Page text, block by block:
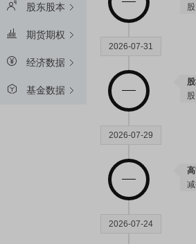
股东股本
期货期权
经济数据
基金数据
2026-07-31
2026-07-29
2026-07-24